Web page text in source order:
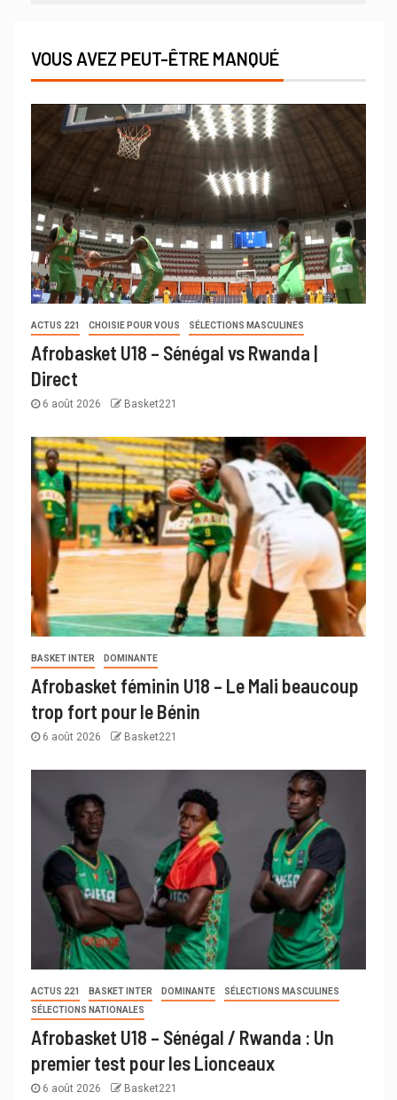
VOUS AVEZ PEUT-ÊTRE MANQUÉ
ACTUS 221 CHOISIE POUR VOUS SÉLECTIONS MASCULINES
Afrobasket U18 – Sénégal vs Rwanda |
Direct
6 août 2026 Basket221
BASKET INTER DOMINANTE
Afrobasket féminin U18 – Le Mali beaucoup
trop fort pour le Bénin
6 août 2026 Basket221
ACTUS 221 BASKET INTER DOMINANTE
SÉLECTIONS MASCULINES
SÉLECTIONS NATIONALES
Afrobasket U18 – Sénégal / Rwanda : Un
premier test pour les Lionceaux
6 août 2026 Basket221